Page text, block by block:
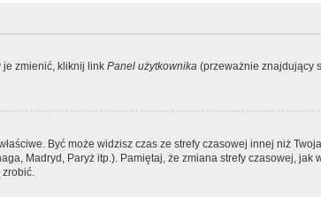
je zmienić, kliknij link Panel użytkownika (przeważnie znajdujący
Być może widzisz czas ze strefy czasowej innej niż
Madryd, Paryż itp.). Pamiętaj, że zmiana strefy czasowej,
zrobić.